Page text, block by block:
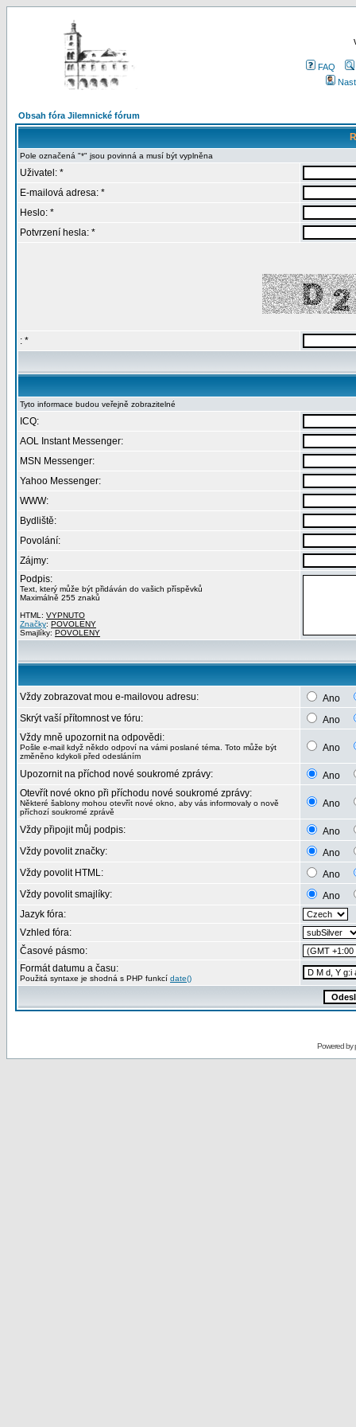
FAQ
Obsah fóra Jilemnické fórum
Pole označená "*" jsou povinná a musí být vyplněna
Uživatel: *
E-mailová adresa: *
Heslo: *
Potvrzení hesla: *
: *
Tyto informace budou veřejně zobrazitelné
ICQ:
AOL Instant Messenger:
MSN Messenger:
Yahoo Messenger:
WWW:
Bydliště:
Povolání:
Zájmy:
Podpis:
Text, který může být přidáván do vašich příspěvků
Maximálně 255 znaků
HTML: VYPNUTO
Značky: POVOLENY
Smajlíky: POVOLENY
Vždy zobrazovat mou e-mailovou adresu:
Ano
Skrýt vaší přítomnost ve fóru:
Ano
Vždy mně upozornit na odpovědi:
Pošle e-mail když někdo odpoví na vámi poslané téma. Toto může být
změněno kdykoli před odesláním
Ano
Upozornit na příchod nové soukromé zprávy:
Ano
Otevřít nové okno při příchodu nové soukromé zprávy:
Některé šablony mohou otevřít nové okno, aby vás informovaly o nově
příchozí soukromé zprávě
Ano
Vždy připojit můj podpis:
Ano
Vždy povolit značky:
Ano
Vždy povolit HTML:
Ano
Vždy povolit smajlíky:
Ano
Jazyk fóra:
Vzhled fóra:
Časové pásmo:
Formát datumu a času:
Použitá syntaxe je shodná s PHP funkcí date()
Powered by